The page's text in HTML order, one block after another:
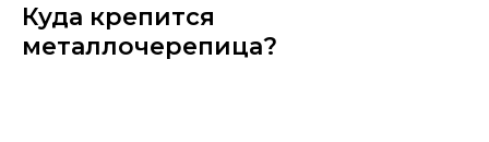
Куда крепится
металлочерепица?